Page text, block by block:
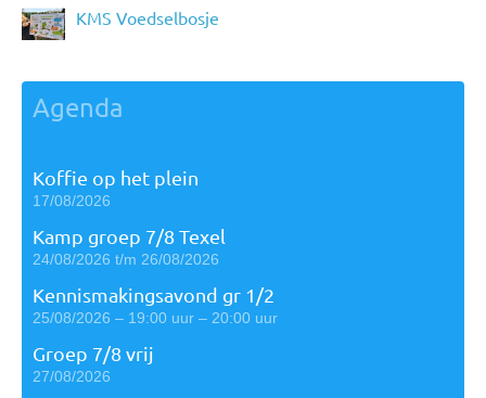
KMS Voedselbosje
Agenda
Koffie op het plein
17/08/2026
Kamp groep 7/8 Texel
24/08/2026 t/m 26/08/2026
Kennismakingsavond gr 1/2
25/08/2026 – 19:00 uur – 20:00 uur
Groep 7/8 vrij
27/08/2026